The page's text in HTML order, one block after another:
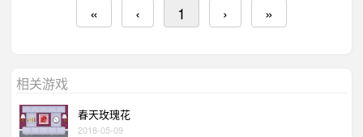
« ‹ 1 › »
相关游戏
春天玫瑰花
2018-05-09